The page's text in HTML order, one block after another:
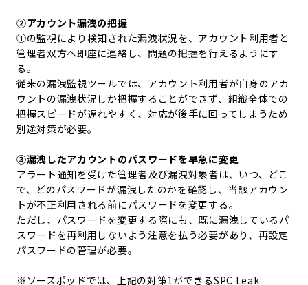
②アカウント漏洩の把握
①の監視により検知された漏洩状況を、アカウント利用者と
管理者双方へ即座に連絡し、問題の把握を行えるようにす
る。
従来の漏洩監視ツールでは、アカウント利用者が自身のアカ
ウントの漏洩状況しか把握することができず、組織全体での
把握スピードが遅れやすく、対応が後手に回ってしまうため
別途対策が必要。
③漏洩したアカウントのパスワードを早急に変更
アラート通知を受けた管理者及び漏洩対象者は、いつ、どこ
で、どのパスワードが漏洩したのかを確認し、当該アカウン
トが不正利用される前にパスワードを変更する。
ただし、パスワードを変更する際にも、既に漏洩しているパ
スワードを再利用しないよう注意を払う必要があり、再設定
パスワードの管理が必要。
※ソースポッドでは、上記の対策1ができるSPC Leak